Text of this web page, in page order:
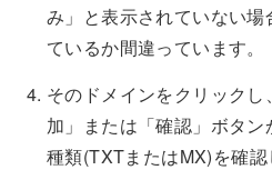
み」と表示されていない
ているか間違っています。
そのドメインをクリック
加」または「確認」ボタ
種類(TXTまたはMX)を確認